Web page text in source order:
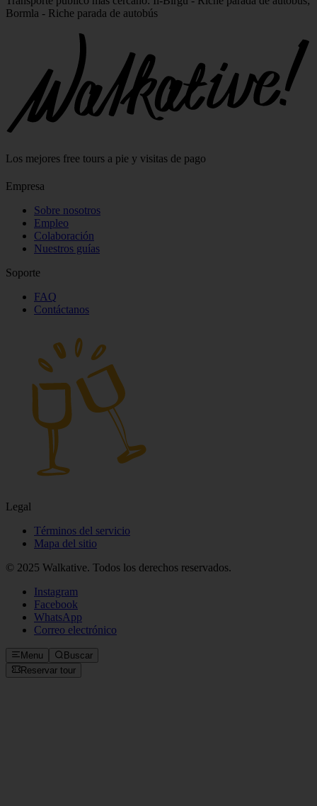
Bormla - Riche parada de autobús
Los mejores free tours a pie y visitas de pago
Empresa
Sobre nosotros
Empleo
Colaboración
Nuestros guías
Soporte
FAQ
Contáctanos
Legal
Términos del servicio
Mapa del sitio
© 2025 Walkative. Todos los derechos reservados.
Instagram
Facebook
WhatsApp
Correo electrónico
Menu
Buscar
Reservar tour